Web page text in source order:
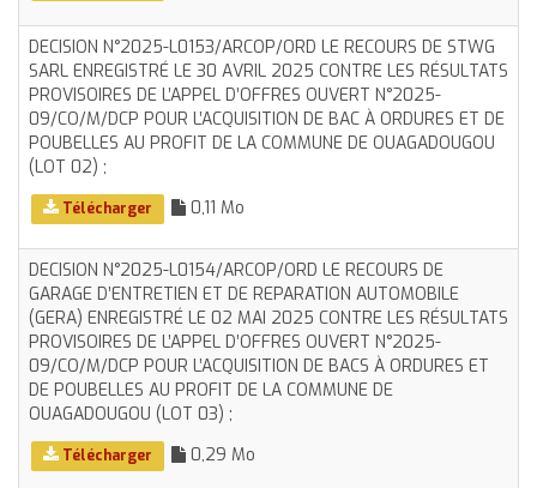
DECISION N°2025-L0153/ARCOP/ORD LE RECOURS DE STWG
SARL ENREGISTRÉ LE 30 AVRIL 2025 CONTRE LES RÉSULTATS
PROVISOIRES DE L’APPEL D’OFFRES OUVERT N°2025-
09/CO/M/DCP POUR L’ACQUISITION DE BAC À ORDURES ET DE
POUBELLES AU PROFIT DE LA COMMUNE DE OUAGADOUGOU
(LOT 02) ;
Télécharger 0,11 Mo
DECISION N°2025-L0154/ARCOP/ORD LE RECOURS DE
GARAGE D’ENTRETIEN ET DE REPARATION AUTOMOBILE
(GERA) ENREGISTRÉ LE 02 MAI 2025 CONTRE LES RÉSULTATS
PROVISOIRES DE L’APPEL D’OFFRES OUVERT N°2025-
09/CO/M/DCP POUR L’ACQUISITION DE BACS À ORDURES ET
DE POUBELLES AU PROFIT DE LA COMMUNE DE
OUAGADOUGOU (LOT 03) ;
Télécharger 0,29 Mo